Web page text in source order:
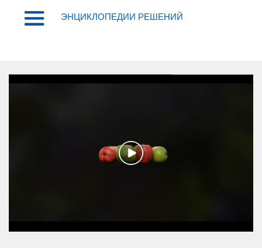
ЭНЦИКЛОПЕДИИ РЕШЕНИЙ